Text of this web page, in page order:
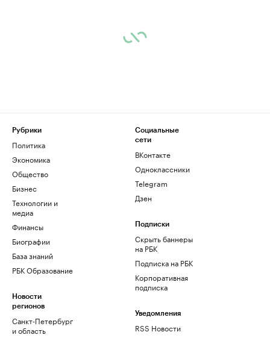
Рубрики
Политика
Экономика
Общество
Бизнес
Технологии и
медиа
Финансы
Биографии
База знаний
РБК Образование
Новости
регионов
Санкт-Петербург
и область
Социальные
сети
ВКонтакте
Одноклассники
Telegram
Дзен
Подписки
Скрыть баннеры
на РБК
Подписка на РБК
Корпоративная
подписка
Уведомления
RSS Новости